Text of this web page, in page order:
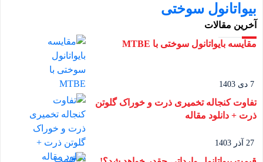
بیواتانول سوختی
آخرین مقالات
مقایسه بایواتانول سوختی با MTBE
7 دی 1403
تفاوت کنجاله تخمیری ذرت و خوراک گلوتن
ذرت + دانلود مقاله
27 آذر 1403